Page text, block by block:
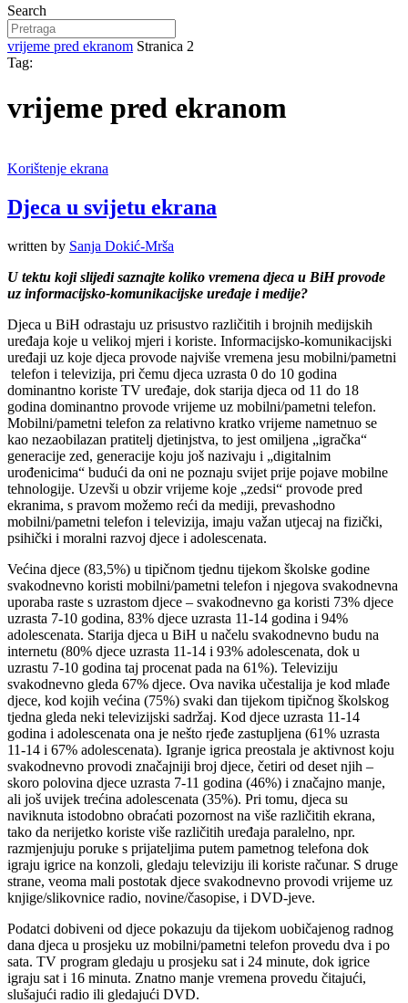
Search
vrijeme pred ekranom Stranica 2
Tag:
vrijeme pred ekranom
Korištenje ekrana
Djeca u svijetu ekrana
written by Sanja Dokić-Mrša
U tektu koji slijedi saznajte koliko vremena djeca u BiH provode
uz informacijsko-komunikacijske uređaje i medije?
Djeca u BiH odrastaju uz prisustvo različitih i brojnih medijskih
uređaja koje u velikoj mjeri i koriste. Informacijsko-komunikacijski
uređaji uz koje djeca provode najviše vremena jesu mobilni/pametni
telefon i televizija, pri čemu djeca uzrasta 0 do 10 godina
dominantno koriste TV uređaje, dok starija djeca od 11 do 18
godina dominantno provode vrijeme uz mobilni/pametni telefon.
Mobilni/pametni telefon za relativno kratko vrijeme nametnuo se
kao nezaobilazan pratitelj djetinjstva, to jest omiljena „igračka“
generacije zed, generacije koju još nazivaju i „digitalnim
urođenicima“ budući da oni ne poznaju svijet prije pojave mobilne
tehnologije. Uzevši u obzir vrijeme koje „zedsi“ provode pred
ekranima, s pravom možemo reći da mediji, prevashodno
mobilni/pametni telefon i televizija, imaju važan utjecaj na fizički,
psihički i moralni razvoj djece i adolescenata.
Većina djece (83,5%) u tipičnom tjednu tijekom školske godine
svakodnevno koristi mobilni/pametni telefon i njegova svakodnevna
uporaba raste s uzrastom djece – svakodnevno ga koristi 73% djece
uzrasta 7-10 godina, 83% djece uzrasta 11-14 godina i 94%
adolescenata. Starija djeca u BiH u načelu svakodnevno budu na
internetu (80% djece uzrasta 11-14 i 93% adolescenata, dok u
uzrastu 7-10 godina taj procenat pada na 61%). Televiziju
svakodnevno gleda 67% djece. Ova navika učestalija je kod mlađe
djece, kod kojih većina (75%) svaki dan tijekom tipičnog školskog
tjedna gleda neki televizijski sadržaj. Kod djece uzrasta 11-14
godina i adolescenata ona je nešto rjeđe zastupljena (61% uzrasta
11-14 i 67% adolescenata). Igranje igrica preostala je aktivnost koju
svakodnevno provodi značajniji broj djece, četiri od deset njih –
skoro polovina djece uzrasta 7-11 godina (46%) i značajno manje,
ali još uvijek trećina adolescenata (35%). Pri tomu, djeca su
naviknuta istodobno obraćati pozornost na više različitih ekrana,
tako da nerijetko koriste više različitih uređaja paralelno, npr.
razmjenjuju poruke s prijateljima putem pametnog telefona dok
igraju igrice na konzoli, gledaju televiziju ili koriste računar. S druge
strane, veoma mali postotak djece svakodnevno provodi vrijeme uz
knjige/slikovnice radio, novine/časopise, i DVD-jeve.
Podatci dobiveni od djece pokazuju da tijekom uobičajenog radnog
dana djeca u prosjeku uz mobilni/pametni telefon provedu dva i po
sata. TV program gledaju u prosjeku sat i 24 minute, dok igrice
igraju sat i 16 minuta. Znatno manje vremena provedu čitajući,
slušajući radio ili gledajući DVD.